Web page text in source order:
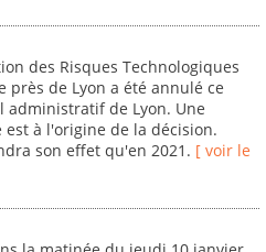
des Risques Technologiques
près de Lyon a été annulé ce
de Lyon. Une
à l'origine de la décision.
son effet qu'en 2021. [ voir le